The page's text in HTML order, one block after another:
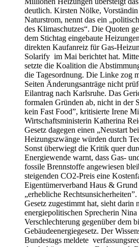
deutlich. Kirsten Nölke,
Naturstrom, nennt das ein
des Klimaschutzes“. Die Quoten
dem Stichtag eingebaute
direkten Kaufanreiz für Gas-
Solarify im Mai berichtet hat.
setzte die Koalition die
die Tagesordnung. Die Linke zog
Seiten Änderungsanträge nicht
Eilantrag nach Karlsruhe. Das
formalen Gründen ab, nicht in der
kein Fast Food”, kritisierte Irene
Wirtschaftsministerin Katherina
Gesetz dagegen einen „Neustart
Heizungszwänge würden durch
Sonst überwiegt die Kritik quer
Energiewende warnt, dass Gas-
fossile Brennstoffe angewiesen
steigenden CO2-Preis eine
Eigentümerverband Haus &
„erhebliche
Gesetz zugestimmt hat, sieht darin
energiepolitischen Sprecherin Nina
Verschlechterung gegenüber dem
Gebäudeenergiegesetz. Der
Bundestags meldete